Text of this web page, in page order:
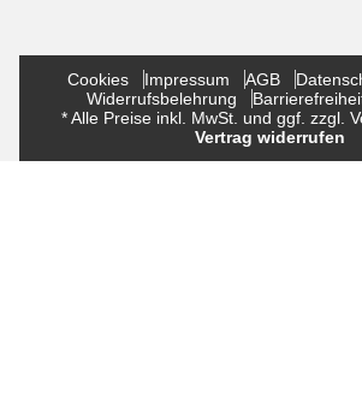
Cookies Impressum AGB
Widerrufsbelehrung
* Alle Preise inkl. MwSt. und ggf. zzgl.
Vertrag widerrufen